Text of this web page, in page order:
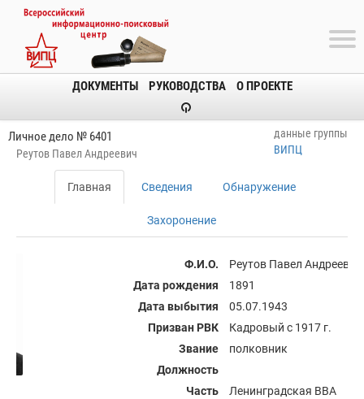
ДОКУМЕНТЫ РУКОВОДСТВА О ПРОЕКТЕ
Личное дело № 6401
Реутов Павел Андреевич
данные группы
ВИПЦ
Главная Сведения Обнаружение
Захоронение
Ф.И.О.
Реутов Павел Андреевич
Дата рождения
1891
Дата выбытия
05.07.1943
Призван РВК
Кадровый с 1917 г.
Звание
полковник
Должность
Часть
Ленинградская ВВА